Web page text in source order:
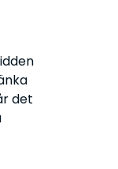
det